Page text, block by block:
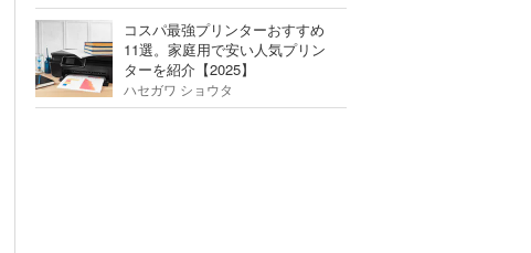
コスパ最強プリンターおすすめ
11選。家庭用で安い人気プリン
ターを紹介【2025】
ハセガワ ショウタ